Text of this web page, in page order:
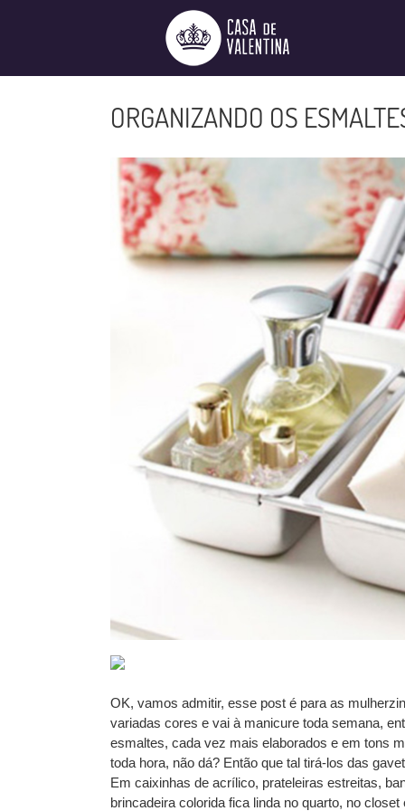
ORGANIZANDO OS
OK, vamos admitir, esse post é para as
variadas cores e vai à manicure toda semana,
esmaltes, cada vez mais elaborados e em tons
toda hora, não dá? Então que tal tirá-los das
Em caixinhas de acrílico, prateleiras estreitas,
brincadeira colorida fica linda no quarto, no